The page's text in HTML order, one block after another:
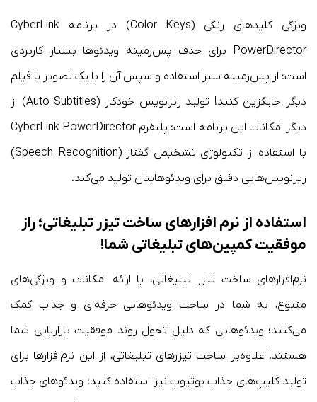
ویژگی کلیدهای رنگی (Color Keys) در برنامه CyberLink
PowerDirector برای حذف پس‌زمینه ویدئو‌ها بسیار کاربردی
است؛ از پس‌زمینه سبز استفاده و سپس آن را با یک تصویر یا فیلم
دیگر جایگزین کنید! تولید زیرنویس خودکار (Auto Subtitles) از
دیگر امکانات این برنامه است؛ پلتفرم CyberLink PowerDirector
با استفاده از تکنولوژی تشخیص گفتار (Speech Recognition)
زیرنویس‌هایی دقیق برای ویدئوهایتان تولید می‌کند.
استفاده از نرم افزارهای ساخت تیزر تبلیغاتی؛ راز
موفقیت کمپین‌های تبلیغاتی شما!
نرم‌افزارهای ساخت تیزر تبلیغاتی، با ارائه امکانات و ویژگی‌های
متنوع، به شما در ساخت ویدئوهایی حرفه‌ای و جذاب کمک
می‌کنند؛ ویدئوهایی که دلیل تحول روند موفقیت بازاریابی شما
هستند! علاوه‌بر ساخت تیزرهای تبلیغاتی، از این نرم‌افزارها برای
تولید کلیپ‌های جذاب یوتیوب نیز استفاده کنید؛ ویدئوهای جذاب